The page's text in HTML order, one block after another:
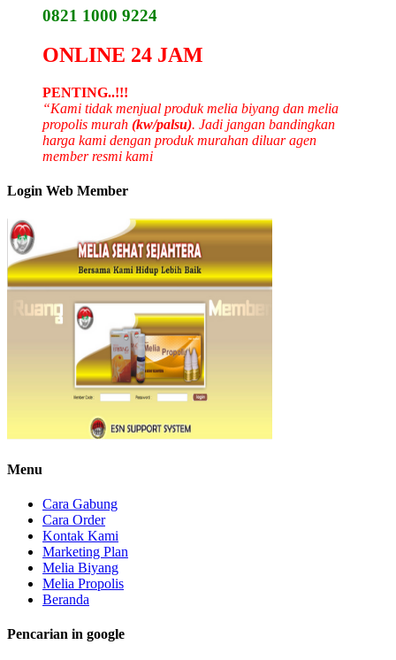
0821 1000 9224
ONLINE 24 JAM
PENTING..!!!
“Kami tidak menjual produk melia biyang dan melia
propolis murah (kw/palsu). Jadi jangan bandingkan
harga kami dengan produk murahan diluar agen
member resmi kami
Login Web Member
Menu
Cara Gabung
Cara Order
Kontak Kami
Marketing Plan
Melia Biyang
Melia Propolis
Beranda
Pencarian in google